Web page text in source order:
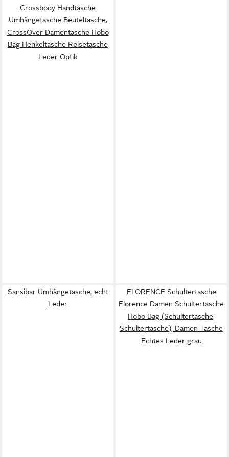
Crossbody Handtasche
Umhängetasche Beuteltasche,
CrossOver Damentasche Hobo
Bag Henkeltasche Reisetasche
Leder Optik
Sansibar Umhängetasche, echt
Leder
FLORENCE Schultertasche
Florence Damen Schultertasche
Hobo Bag (Schultertasche,
Schultertasche), Damen Tasche
Echtes Leder grau